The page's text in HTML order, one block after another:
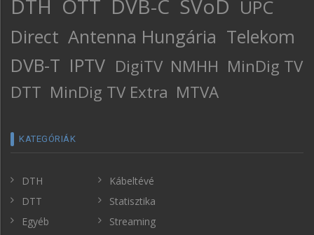
DTH OTT DVB-C SVoD UPC
Direct Antenna Hungária Telekom
DVB-T IPTV DigiTV NMHH MinDig TV
DTT MinDig TV Extra MTVA
KATEGÓRIÁK
DTH
DTT
Egyéb
Kábeltévé
Statisztika
Streaming